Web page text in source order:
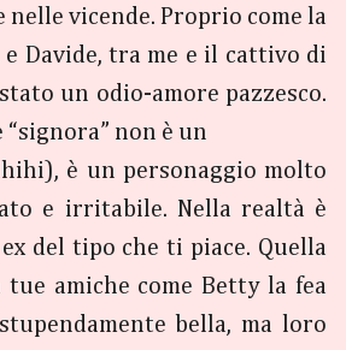
nelle vicende. Proprio come la
Davide, tra me e il cattivo di
un odio-amore pazzesco.
“signora” non è un
è un personaggio molto
e irritabile. Nella realtà è
del tipo che ti piace. Quella
tue amiche come Betty la fea
bella, ma loro